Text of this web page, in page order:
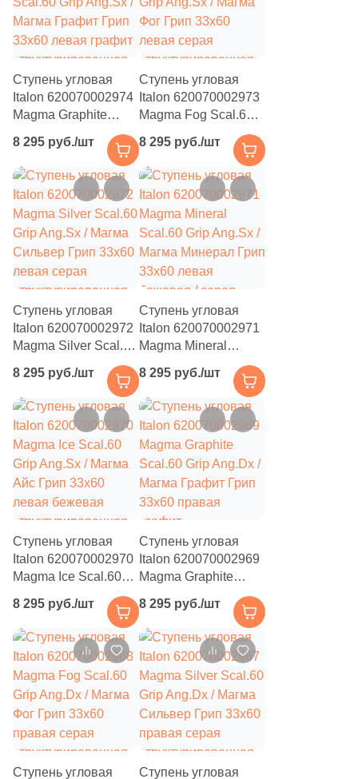
7x7 (3 )
7.5x30 (38)
7.5x22.5 (1)
8x24 (5)
8x2.9 (2)
8.6x26.2 (1)
8,5x28,5 (
8x2.4 (6)
8x8 (5 )
8.5x28.5 (11)
9.2x15.2 ( 2)
9x9 (2)
9,9x20 ( 3)
9.8x19.8 (
9.8x9.8 (29)
9,8x9,8 (2)
9.9x9.9 (19)
9.8х9.8 (
9.6x9.6 (1)
9x16 ( 1)
9.5х9.5 ( 2 )
9.6х9.6 (1)
10x60 ( 18)
Ступень угловая
Italon 620070002974
Magma Graphite
Scal.60 Grip Ang.Sx /
Магма Графит Грип
33x60 левая графит
структурированная
под камень
8 295 руб./шт
Ступень угловая
Italon 620070002973
Magma Fog Scal.60
Grip Ang.Sx / Магма
Фог Грип 33x60
левая серая
структурированная
под камень
8 295 руб./шт
Ступень угловая
Italon 620070002972
Magma Silver Scal.60
Grip Ang.Sx / Магма
Сильвер Грип 33x60
левая серая
структурированная
под камень
8 295 руб./шт
Ступень угловая
Italon 620070002971
Magma Mineral
Scal.60 Grip Ang.Sx /
Магма Минерал Грип
33x60 левая
бежевая / серая
структурированная
под камень
8 295 руб./шт
Ступень угловая
Italon 620070002970
Magma Ice Scal.60
Grip Ang.Sx / Магма
Айс Грип 33x60
левая бежевая
структурированная
под камень
8 295 руб./шт
Ступень угловая
Italon 620070002969
Magma Graphite
Scal.60 Grip Ang.Dx /
Магма Графит Грип
33x60 правая
графит
структурированная
под камень
8 295 руб./шт
Ступень угловая
Ступень угловая